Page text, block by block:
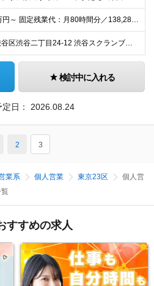
月給35万円～ 固定残業代：月80時間分／138,285円を含み支給 ※給与支給額により変動、超過分別途支給 ※固定残業時間＝実残業時間ではありません ※試用期間6ヶ月あり（期間中は有給休暇なしとなり
東京都渋谷区渋谷二丁目24-12 渋谷スクランブルスクエア24F/25F 変更の範囲：会社の定める事業所
検討中に入れる
日： 2026.08.24
2 3
業系 個人営業 東京23区
個人営
すすめの求人